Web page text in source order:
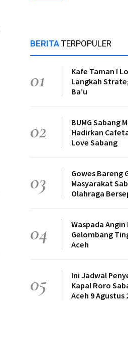
BERITA TERPOPULER
01
Kafe Taman I
Langkah
Ba’u
02
BUMG Sabang
Hadirkan
Love Sabang
03
Gowes Bareng
Masyarakat
Olahraga
04
Waspada
Gelombang
Aceh
05
Ini Jadwal
Kapal Roro
Aceh 9 Agustus